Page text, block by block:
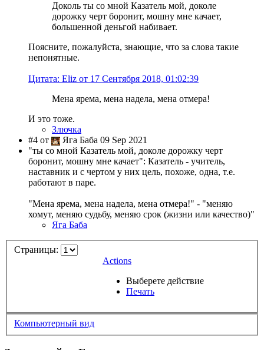
Доколь ты со мной Казатель мой, доколе
дорожку черт боронит, мошну мне качает,
большенной деньгой набивает.
Поясните, пожалуйста, знающие, что за слова такие
непонятные.
Цитата: Eliz от 17 Сентября 2018, 01:02:39
Мена ярема, мена надела, мена отмера!
И это тоже.
Злючка
#4 от
Яга Баба 09 Sep 2021
"ты со мной Казатель мой, доколе дорожку черт
боронит, мошну мне качает": Казатель - учитель,
наставник и с чертом у них цель, похоже, одна, т.е.
работают в паре.
"Мена ярема, мена надела, мена отмера!" - "меняю
хомут, меняю судьбу, меняю срок (жизни или качество)"
Яга Баба
Страницы:
Actions
Выберете действие
Печать
Компьютерный вид